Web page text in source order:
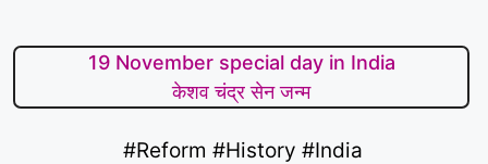
19 November special day in India
केशव चंद्र सेन जन्म
#Reform #History #India